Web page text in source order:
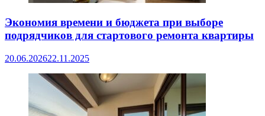
Экономия времени и бюджета при выборе
подрядчиков для стартового ремонта квартиры
20.06.202622.11.2025